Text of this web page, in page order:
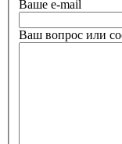
Ваше e-mail
Ваш вопрос или